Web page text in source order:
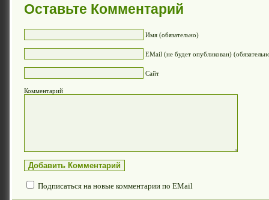
Оставьте Комментарий
Имя (обязательно)
EMail (не будет опубликован)
Сайт
Комментарий
Подписаться на новые комментарии по EMail